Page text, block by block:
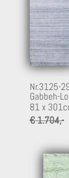
Nr.3125-
Gabbeh-
81 x
€ 1.704,-